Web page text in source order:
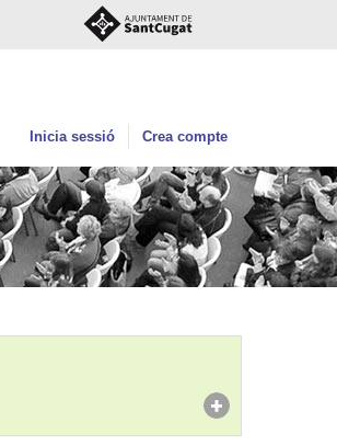
Inicia sessió Crea compte